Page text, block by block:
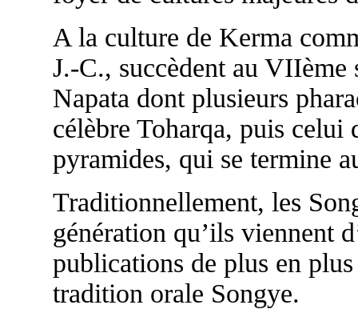
A la culture de Kerma
J.-C., succèdent au
Napata dont plusieurs
célèbre Toharqa, puis celui
pyramides, qui se termine
Traditionnellement, les
génération qu’ils viennent
publications de plus en
tradition orale Songye.